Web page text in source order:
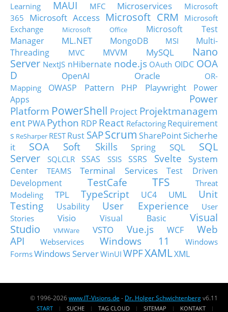
Learning
MAUI MFC Microservices
Microsoft
365
Microsoft Access Microsoft CRM
Microsoft
Exchange
Microsoft Office
Microsoft Test
Manager
ML.NET MongoDB MSI
Multi-
Threading
MVC MVVM MySQL
Nano
Server NextJS nHibernate node.js OAuth OIDC OOA
D
OpenAI Oracle
OR-
Mapping
OWASP Pattern PHP Playwright
Power
Apps
Power
Platform PowerShell Project Projektmanagem
ent PWA Python RDP React Refactoring Requirement
s ReSharper RESTRust SAPScrum SharePointSicherhe
it
SOA Soft Skills Spring SQL
SQL
Server
SQLCLR SSAS SSIS SSRS Svelte
System
Center
TEAMS Terminal Services
Test Driven
Development
TestCafe TFS
Threat
Modeling
TPL TypeScript UC4 UML
Unit
Testing
Usability User Experience
User
Stories
Visio Visual Basic
Visual
Studio
VMWare VSTO Vue.js WCF
Web
API
Webservices Windows 11
Windows
FormsWindows ServerWinUI WPFXAMLXML
© 1996-2026www.IT-Visions.de - Dr. Holger Schwichtenbergv6.11
START SUCHE TAG CLOUD SITEMAP
KONTAKT